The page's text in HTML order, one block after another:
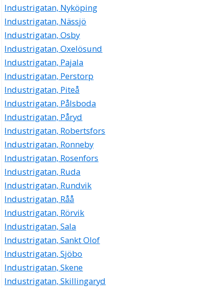
Industrigatan, Nyköping
Industrigatan, Nässjö
Industrigatan, Osby
Industrigatan, Oxelösund
Industrigatan, Pajala
Industrigatan, Perstorp
Industrigatan, Piteå
Industrigatan, Pålsboda
Industrigatan, Påryd
Industrigatan, Robertsfors
Industrigatan, Ronneby
Industrigatan, Rosenfors
Industrigatan, Ruda
Industrigatan, Rundvik
Industrigatan, Råå
Industrigatan, Rörvik
Industrigatan, Sala
Industrigatan, Sankt Olof
Industrigatan, Sjöbo
Industrigatan, Skene
Industrigatan, Skillingaryd